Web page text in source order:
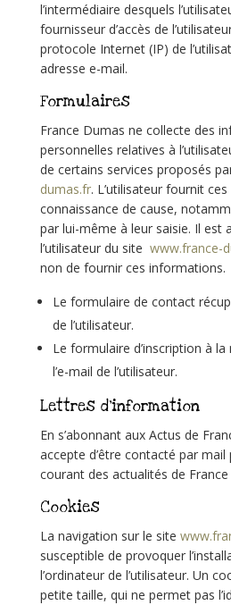
l’intermédiaire desquels
fournisseur d’accès de
protocole Internet (IP) de
adresse e-mail.
Formulaires
France Dumas ne collecte des
personnelles relatives à
de certains services proposés
dumas.fr. L’utilisateur fournit
connaissance de cause,
par lui-même à leur saisie. Il est
l’utilisateur du site www.france-
non de fournir ces informations.
Le formulaire de contact
de l’utilisateur.
Le formulaire d’inscription à
l’e-mail de l’utilisateur.
Lettres d’information
En s’abonnant aux Actus de
accepte d’être contacté par
courant des actualités de
Cookies
La navigation sur le site
susceptible de provoquer
l’ordinateur de l’utilisateur. Un
petite taille, qui ne permet pas